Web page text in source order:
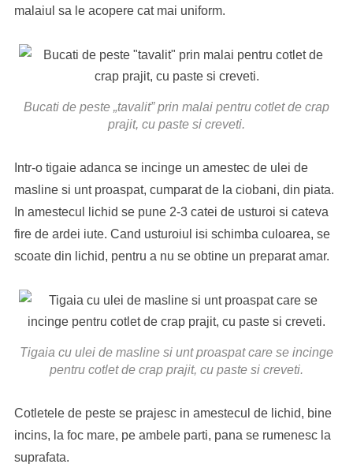
malaiul sa le acopere cat mai uniform.
Bucati de peste „tavalit” prin malai pentru cotlet de crap
prajit, cu paste si creveti.
Intr-o tigaie adanca se incinge un amestec de ulei de
masline si unt proaspat, cumparat de la ciobani, din piata.
In amestecul lichid se pune 2-3 catei de usturoi si cateva
fire de ardei iute. Cand usturoiul isi schimba culoarea, se
scoate din lichid, pentru a nu se obtine un preparat amar.
Tigaia cu ulei de masline si unt proaspat care se incinge
pentru cotlet de crap prajit, cu paste si creveti.
Cotletele de peste se prajesc in amestecul de lichid, bine
incins, la foc mare, pe ambele parti, pana se rumenesc la
suprafata.